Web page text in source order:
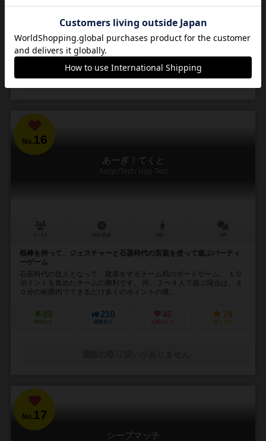
い）。GM(高司祭)だけが知っている秘密のルールを類推しながら、パ
78
興味あり
140
経験あり
18 90
通販の取り扱いがありません
No. 16
あーぎ！てくと
Aargh!Tect / Ugg-Tect
棍棒を持って、ジェスチャーと石器時代の言葉を使って遊ぶパーティ
ーゲーム
石器時代の住人となって、建築をするチーム戦のボードゲーム。 １０
ポイントを集めたチームの勝利です。 尚、２〜４人で遊ぶ場合は、３
０分の範囲内でできるだけ多くのポイントの獲...
89
興味あり
210
経験あり
45
お気に入り
78
持ってる
No.17
シープマッチ